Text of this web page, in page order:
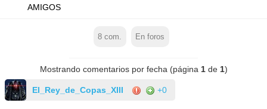
AMIGOS
8 com. En foros
Mostrando comentarios por fecha (página 1de 1)
El_Rey_de_Copas_XIII +0